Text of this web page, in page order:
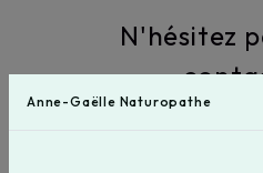
Anne-Gaëlle Naturopathe
N'hésitez